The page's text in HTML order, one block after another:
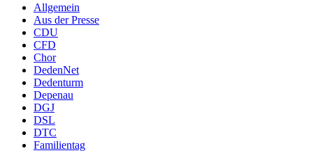
Allgemein
Aus der Presse
CDU
CFD
Chor
DedenNet
Dedenturm
Depenau
DGJ
DSL
DTC
Familientag